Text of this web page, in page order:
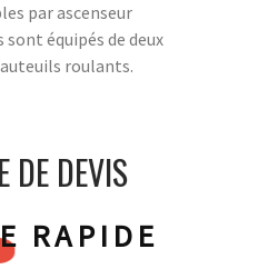
par ascenseur
équipés de deux
roulants.
DE DEVIS
RAPIDE